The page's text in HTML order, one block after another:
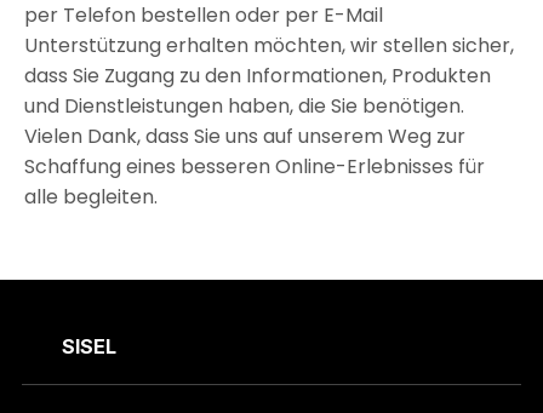
per Telefon bestellen oder per E-Mail
Unterstützung erhalten möchten, wir stellen sicher,
dass Sie Zugang zu den Informationen, Produkten
und Dienstleistungen haben, die Sie benötigen.
Vielen Dank, dass Sie uns auf unserem Weg zur
Schaffung eines besseren Online-Erlebnisses für
alle begleiten.
SISEL